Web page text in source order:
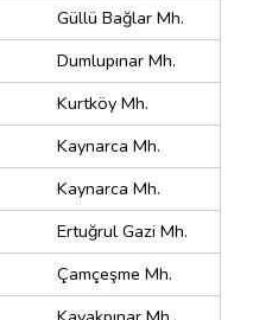
Güllü Bağlar Mh.
Dumlupınar Mh.
Kurtköy Mh.
Kaynarca Mh.
Kaynarca Mh.
Ertuğrul Gazi Mh.
Çamçeşme Mh.